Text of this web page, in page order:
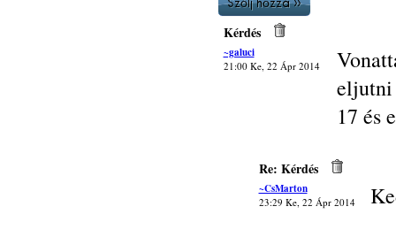
Kérdés
~galuci
21:00 Ke, 22 Ápr 2014
eljutni
17 és
Re: Kérdés
~CsMarton
23:29 Ke, 22 Ápr 2014